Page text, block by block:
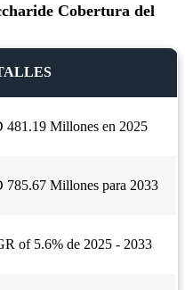
Cobertura del
481.19 Millones en 2025
785.67 Millones para 2033
of 5.6% de 2025 - 2033